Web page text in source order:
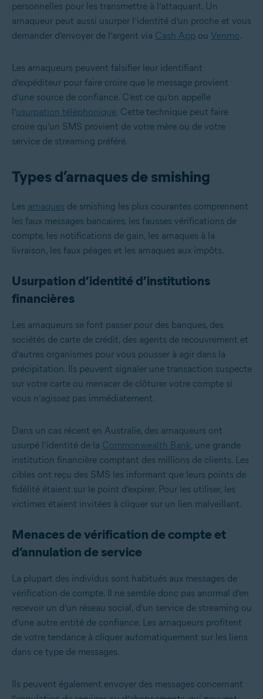
personnelles pour les transmettre à l’attaquant. Un
arnaqueur peut aussi usurper l’identité d’un proche et vous
demander d’envoyer de l’argent via Cash App ou Venmo.
Les arnaqueurs peuvent falsifier leur identifiant
d’expéditeur pour faire croire que le message provient
d’une source de confiance. C’est ce qu’on appelle
l’usurpation téléphonique. Cette technique peut faire
croire qu’un SMS provient de votre mère ou de votre
service de streaming préféré.
Types d’arnaques de smishing
Les arnaques de smishing les plus courantes comprennent
les faux messages bancaires, les fausses vérifications de
compte, les notifications de gain, les arnaques à la
livraison, les faux péages et les arnaques aux impôts.
Usurpation d’identité d’institutions
financières
Les arnaqueurs se font passer pour des banques, des
sociétés de carte de crédit, des agents de recouvrement et
d’autres organismes pour vous pousser à agir dans la
précipitation. Ils peuvent signaler une transaction suspecte
sur votre carte ou menacer de clôturer votre compte si
vous n’agissez pas immédiatement.
Dans un cas récent en Australie, des arnaqueurs ont
usurpé l’identité de la Commonwealth Bank, une grande
institution financière comptant des millions de clients. Les
cibles ont reçu des SMS les informant que leurs points de
fidélité étaient sur le point d’expirer. Pour les utiliser, les
victimes étaient invitées à cliquer sur un lien malveillant.
Menaces de vérification de compte et
d’annulation de service
La plupart des individus sont habitués aux messages de
vérification de compte. Il ne semble donc pas anormal d’en
recevoir un d’un réseau social, d’un service de streaming ou
d’une autre entité de confiance. Les arnaqueurs profitent
de votre tendance à cliquer automatiquement sur les liens
dans ce type de messages.
Ils peuvent également envoyer des messages concernant